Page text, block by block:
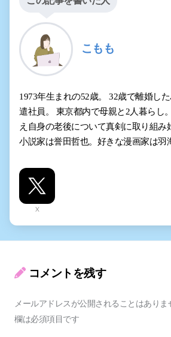
こもも
1973年生まれの52歳。 32歳で離婚し
遣社員。 東京都内で母親と2人暮らし
え自身の老後について真剣に取り組み
小説家は誉田哲也。好きな漫画家は羽
X
コメントを残す
メールアドレスが公開されることはありま
欄は必須項目です